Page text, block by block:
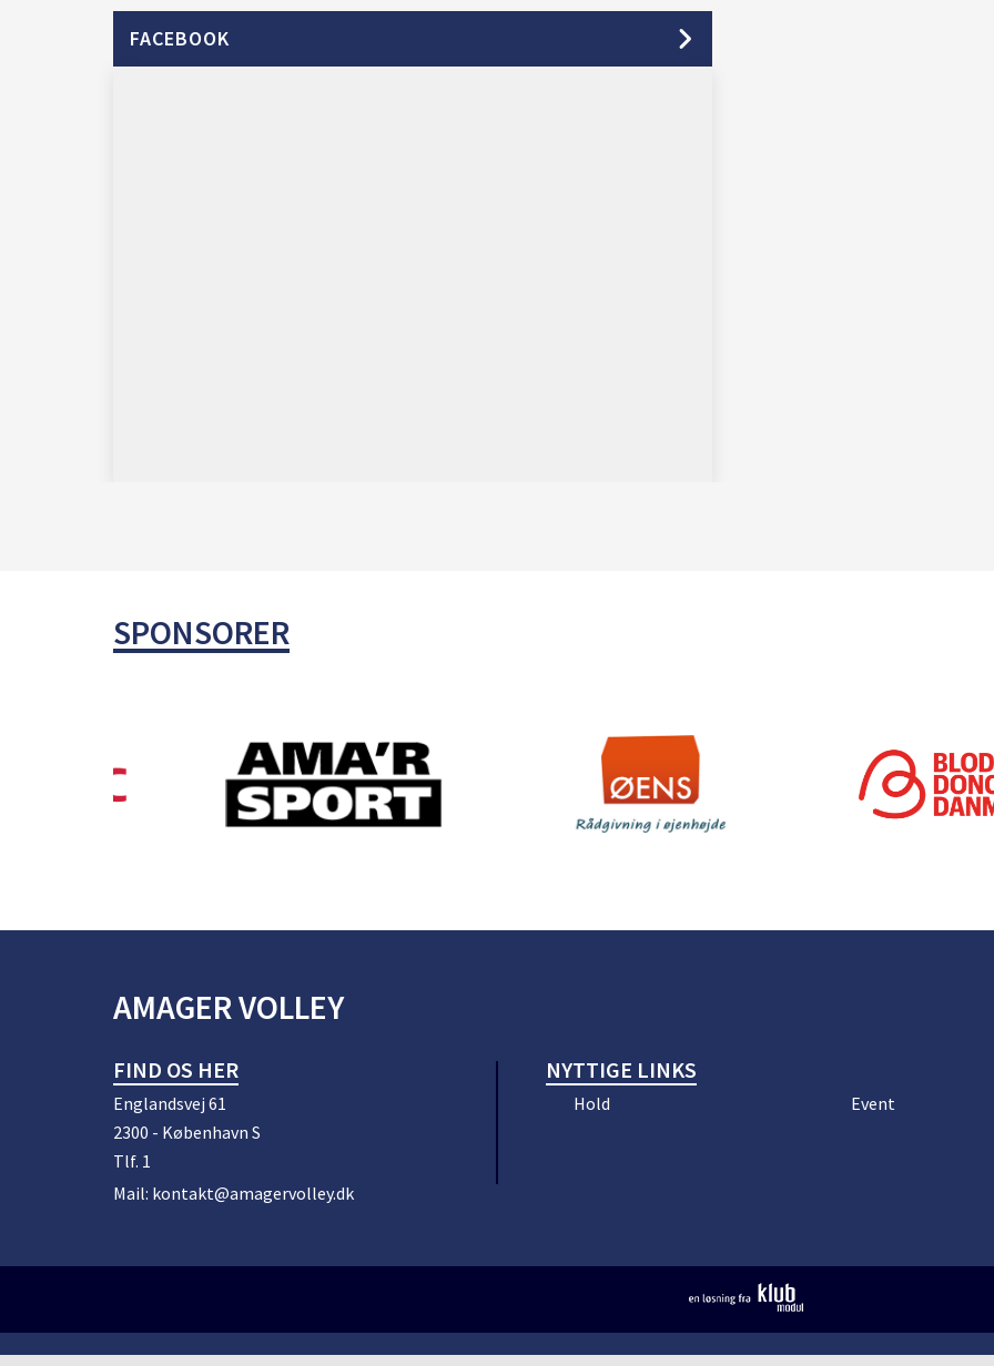
FACEBOOK
SPONSORER
AMAGER VOLLEY
FIND OS HER
Englandsvej 61
2300 - København S
Tlf. 1
Mail: kontakt@amagervolley.dk
NYTTIGE LINKS
Hold Event